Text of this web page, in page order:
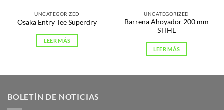
UNCATEGORIZED
Osaka Entry Tee Superdry
LEER MÁS
UNCATEGORIZED
Barrena Ahoyador 200 mm
STIHL
LEER MÁS
BOLETÍN DE NOTICIAS